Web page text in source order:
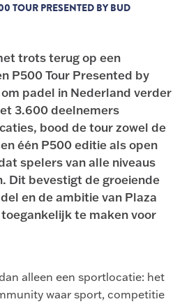
TOUR PRESENTED BY BUD
trots terug op een
P500 Tour Presented by
om padel in Nederland verder
3.600 deelnemers
bood de tour zowel de
één P500 editie als open
spelers van alle niveaus
Dit bevestigt de groeiende
en de ambitie van Plaza
te maken voor
alleen een sportlocatie: het
waar sport, competitie